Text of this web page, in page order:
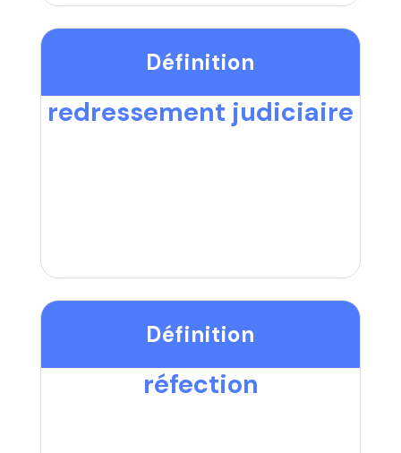
Définition
redressement judiciaire
Définition
réfection